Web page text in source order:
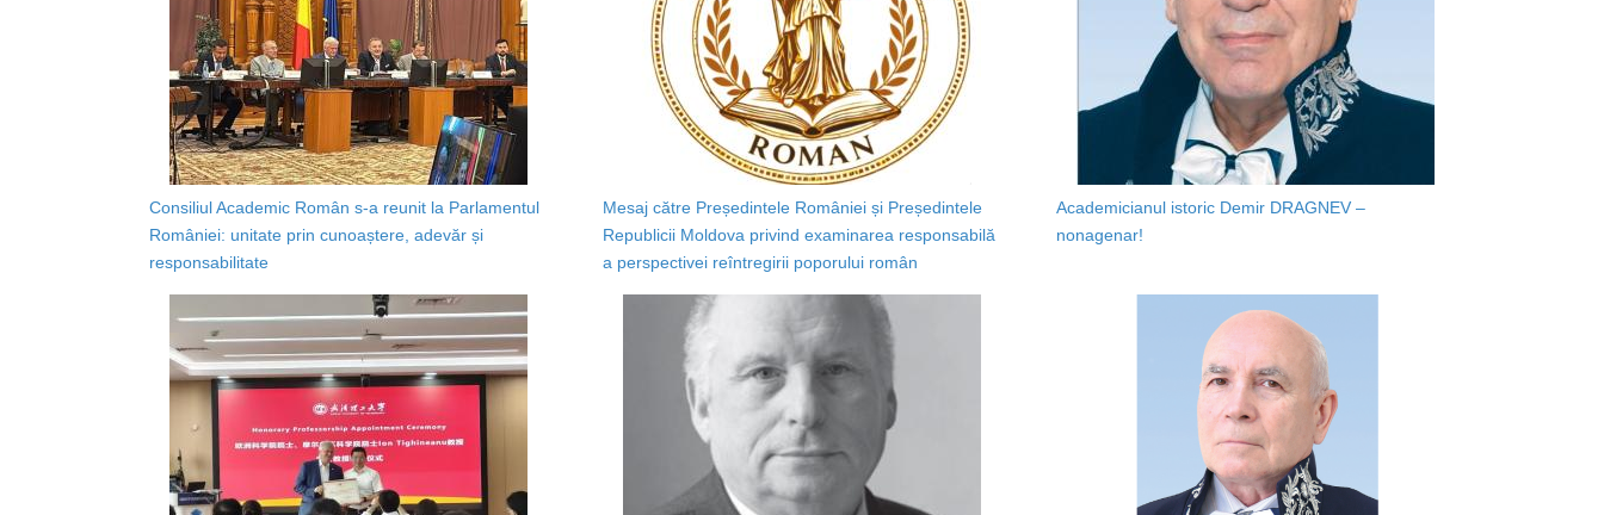
Consiliul Academic Român s-a reunit la Parlamentul
României: unitate prin cunoaștere, adevăr și
responsabilitate
Mesaj către Președintele României și Președintele
Republicii Moldova privind examinarea responsabilă
a perspectivei reîntregirii poporului român
Academicianul istoric Demir DRAGNEV –
nonagenar!